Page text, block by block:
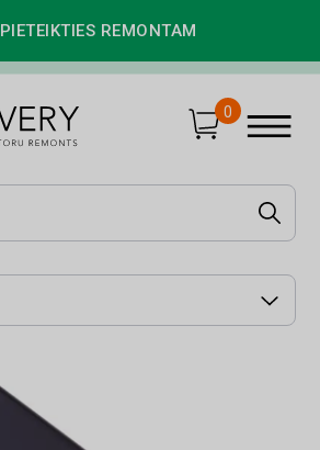
PIETEIKTIES REMONTAM
0